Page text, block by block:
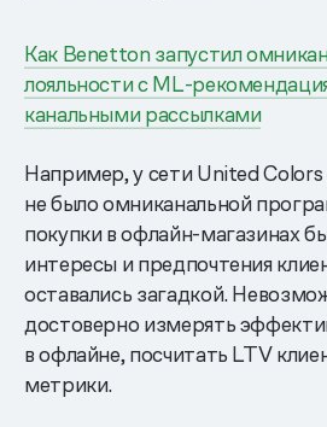
Как Benetton запустил
лояльности с ML-
канальными рассылками
Например, у сети United
не было омниканальной
покупки в офлайн-магазинах
интересы и предпочтения
оставались загадкой.
достоверно измерять
в офлайне, посчитать LTV
метрики.